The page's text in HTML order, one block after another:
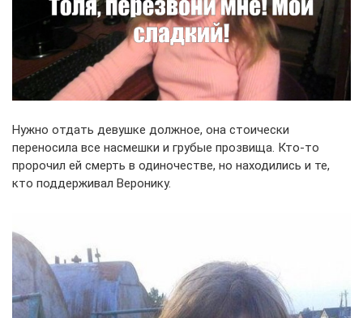
Нужно отдать девушке должное, она стоически
переносила все насмешки и грубые прозвища. Кто-то
пророчил ей смерть в одиночестве, но находились и те,
кто поддерживал Веронику.